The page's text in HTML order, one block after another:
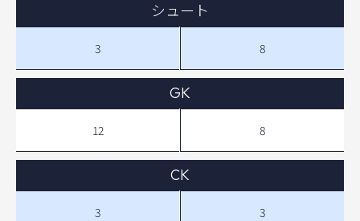
3
シュート
8
12
GK
8
3
CK
3